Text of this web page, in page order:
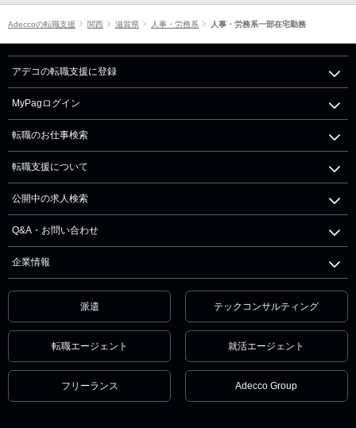
Adeccoの転職支援 関西 滋賀県 人事・労務系 人事・労務系一部在宅勤務
アデコの転職支援に登録
MyPagログイン
転職のお仕事検索
転職支援について
公開中の求人検索
Q&A・お問い合わせ
企業情報
派遣 テックコンサルティング
転職エージェント 就活エージェント
フリーランス Adecco Group